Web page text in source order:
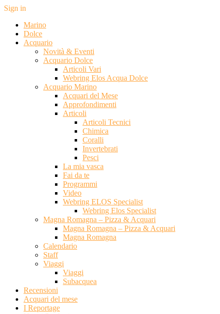
Sign in
Marino
Dolce
Acquario
Novità & Eventi
Acquario Dolce
Articoli Vari
Webring Elos Acqua Dolce
Acquario Marino
Acquari del Mese
Approfondimenti
Articoli
Articoli Tecnici
Chimica
Coralli
Invertebrati
Pesci
La mia vasca
Fai da te
Programmi
Video
Webring ELOS Specialist
Webring Elos Specialist
Magna Romagna – Pizza & Acquari
Magna Romagna – Pizza & Acquari
Magna Romagna
Calendario
Staff
Viaggi
Viaggi
Subacquea
Recensioni
Acquari del mese
I Reportage